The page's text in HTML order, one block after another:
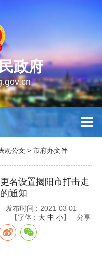
政府
规公文 > 市府办文件
名设置揭阳市打击走
通知
发布时间：2021-03-01
【字体： 大 中 小】 分享